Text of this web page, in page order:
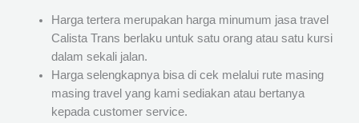
Harga tertera merupakan harga minumum jasa travel
Calista Trans berlaku untuk satu orang atau satu kursi
dalam sekali jalan.
Harga selengkapnya bisa di cek melalui rute masing
masing travel yang kami sediakan atau bertanya
kepada customer service.